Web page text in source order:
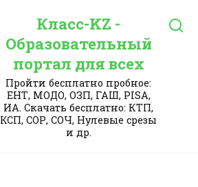
Класс-KZ -
Образовательный
портал для всех
Пройти бесплатно пробное:
ЕНТ, МОДО, ОЗП, ГАШ, PISA,
ИА. Скачать бесплатно: КТП,
КСП, СОР, СОЧ, Нулевые срезы
и др.